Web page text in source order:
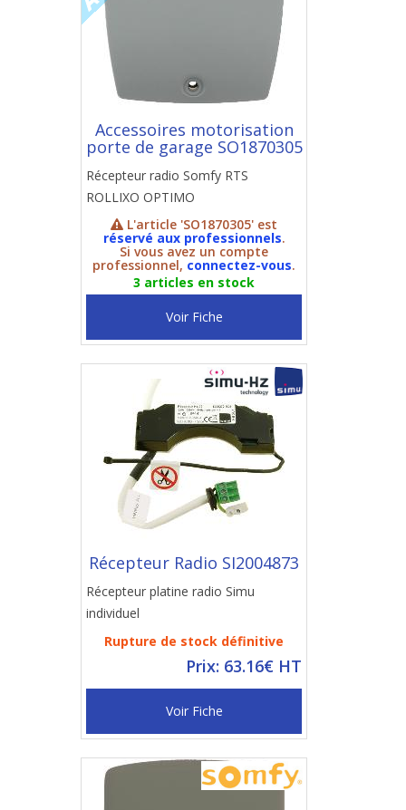
Accessoires motorisation
porte de garage SO1870305
Récepteur radio Somfy RTS
ROLLIXO OPTIMO
L'article 'SO1870305' est
réservé aux professionnels.
Si vous avez un compte
professionnel, connectez-vous.
3 articles en stock
Voir Fiche
Récepteur Radio SI2004873
Récepteur platine radio Simu
individuel
Rupture de stock définitive
Prix: 63.16€ HT
Voir Fiche